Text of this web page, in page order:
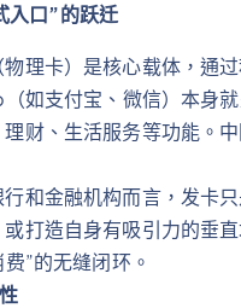
入口”的跃迁
物理卡）是核心载体，通
（如支付宝、微信）本身
理财、生活服务等功能。
行和金融机构而言，发卡
打造自身有吸引力的垂
”的无缝闭环。